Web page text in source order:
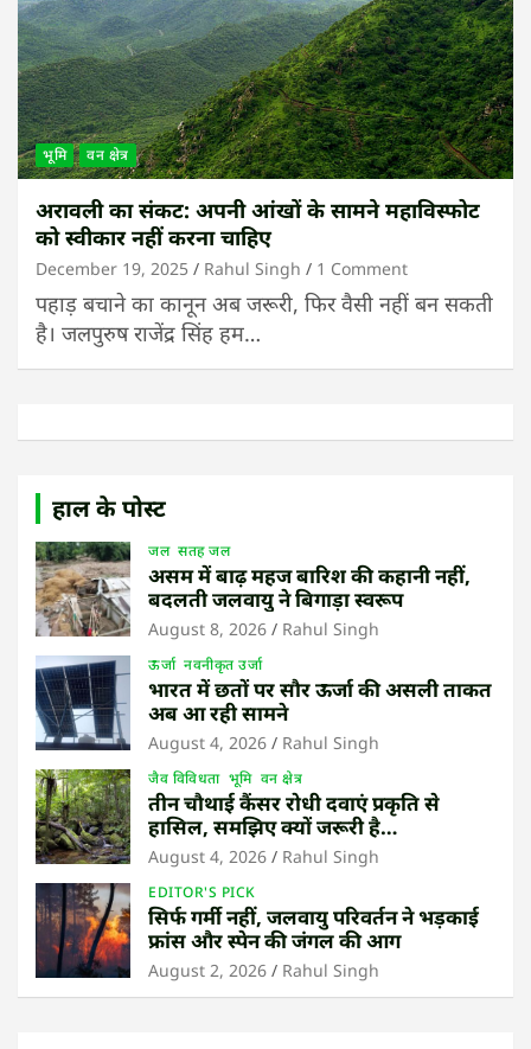
भूमि वन क्षेत्र
अरावली का संकट: अपनी आंखों के सामने महाविस्फोट
को स्वीकार नहीं करना चाहिए
December 19, 2025 Rahul Singh 1 Comment
पहाड़ बचाने का कानून अब जरूरी, फिर वैसी नहीं बन सकती
है। जलपुरुष राजेंद्र सिंह हम…
हाल के पोस्ट
जल सतह जल
असम में बाढ़ महज बारिश की कहानी नहीं,
बदलती जलवायु ने बिगाड़ा स्वरूप
August 8, 2026 Rahul Singh
ऊर्जा नवनीकृत उर्जा
भारत में छतों पर सौर ऊर्जा की असली ताकत
अब आ रही सामने
August 4, 2026 Rahul Singh
जैव विविधता भूमि वन क्षेत्र
तीन चौथाई कैंसर रोधी दवाएं प्रकृति से
हासिल, समझिए क्यों जरूरी है
उष्णकटिबंधीय जंगल बचाना
August 4, 2026 Rahul Singh
EDITOR'S PICK
सिर्फ गर्मी नहीं, जलवायु परिवर्तन ने भड़काई
फ्रांस और स्पेन की जंगल की आग
August 2, 2026 Rahul Singh